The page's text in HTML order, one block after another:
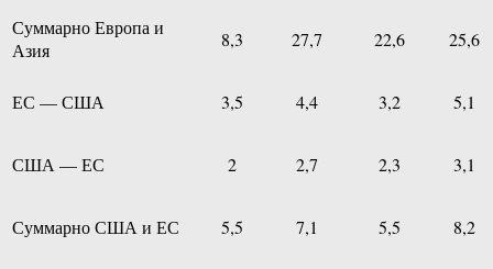
Суммарно Европа и
Азия
8,3 27,7 22,6 25,6
ЕС — США 3,5 4,4 3,2 5,1
США — ЕС 2 2,7 2,3 3,1
Суммарно США и ЕС 5,5 7,1 5,5 8,2